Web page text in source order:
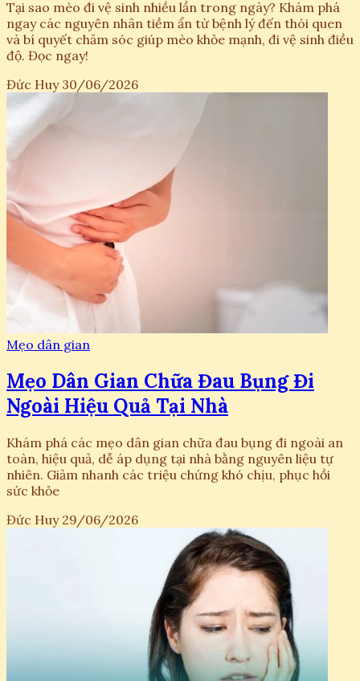
Tại sao mèo đi vệ sinh nhiều lần trong ngày? Khám phá
ngay các nguyên nhân tiềm ẩn từ bệnh lý đến thói quen
và bí quyết chăm sóc giúp mèo khỏe mạnh, đi vệ sinh điều
độ. Đọc ngay!
Đức Huy 30/06/2026
Mẹo dân gian
Mẹo Dân Gian Chữa Đau Bụng Đi
Ngoài Hiệu Quả Tại Nhà
Khám phá các mẹo dân gian chữa đau bụng đi ngoài an
toàn, hiệu quả, dễ áp dụng tại nhà bằng nguyên liệu tự
nhiên. Giảm nhanh các triệu chứng khó chịu, phục hồi
sức khỏe
Đức Huy 29/06/2026